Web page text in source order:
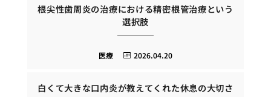
根尖性歯周炎の治療における精密根管治療という
選択肢
2026.04.20
医療
白くて大きな口内炎が教えてくれた休息の大切さ